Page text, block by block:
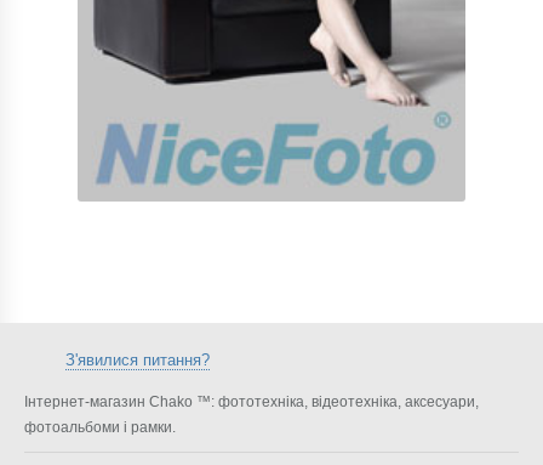
З'явилися питання?
Інтернет-магазин Chako ™: фототехніка, відеотехніка, аксесуари,
фотоальбоми і рамки.